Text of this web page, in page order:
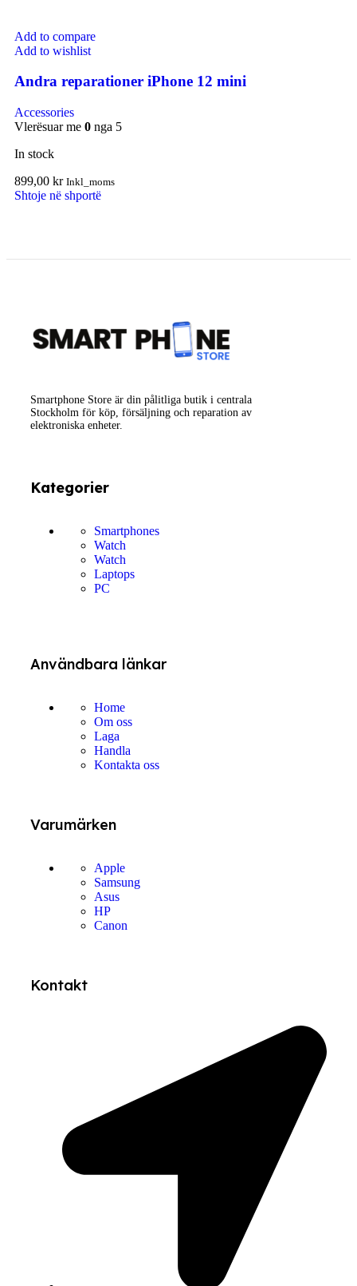
Add to compare
Add to wishlist
Andra reparationer iPhone 12 mini
Accessories
Vlerësuar me 0 nga 5
In stock
899,00 kr Inkl_moms
Shtoje në shportë
Smartphone Store är din pålitliga butik i centrala
Stockholm för köp, försäljning och reparation av
elektroniska enheter.
Kategorier
Smartphones
Watch
Watch
Laptops
PC
Användbara länkar
Home
Om oss
Laga
Handla
Kontakta oss
Varumärken
Apple
Samsung
Asus
HP
Canon
Kontakt